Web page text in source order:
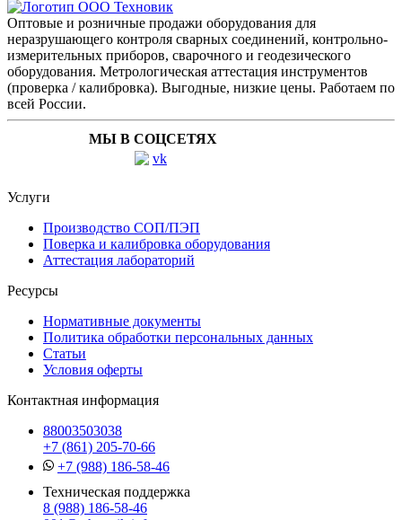
Оптовые и розничные продажи оборудования для
неразрушающего контроля сварных соединений, контрольно-
измерительных приборов, сварочного и геодезического
оборудования. Метрологическая аттестация инструментов
(проверка / калибровка). Выгодные, низкие цены. Работаем по
всей России.
МЫ В СОЦСЕТЯХ
Услуги
Производство СОП/ПЭП
Поверка и калибровка оборудования
Аттестация лабораторий
Ресурсы
Нормативные документы
Политика обработки персональных данных
Статьи
Условия оферты
Контактная информация
88003503038
+7 (861) 205-70-66
+7 (988) 186-58-46
Техническая поддержка
8 (988) 186-58-46